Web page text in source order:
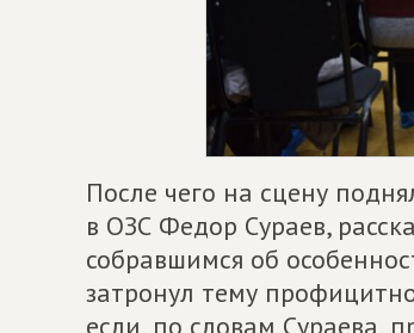
После чего на сцену
в ОЗС Федор Сураев,
собравшимся об
затронул тему
если, по словам Сураева,